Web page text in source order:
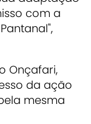
com a
Onçafari,
da ação
mesma